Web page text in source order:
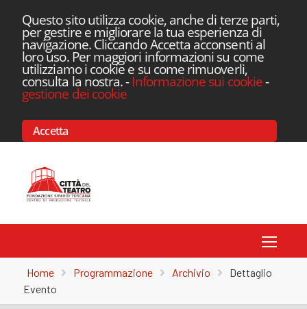
Questo sito utilizza cookie, anche di terze parti,
per gestire e migliorare la tua esperienza di
navigazione. Cliccando Accetta acconsenti al
loro uso. Per maggiori informazioni su come
utilizziamo i cookie e su come rimuoverli,
consulta la nostra.-Informazione sui cookie-
gestione dei cookie
Accetta
Home Programmazione Archivio
Dettaglio
Evento